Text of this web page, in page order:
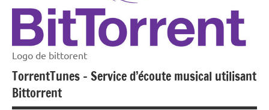
Logo de bittorent
TorrentTunes – Service d’écoute musical utilisant
Bittorrent